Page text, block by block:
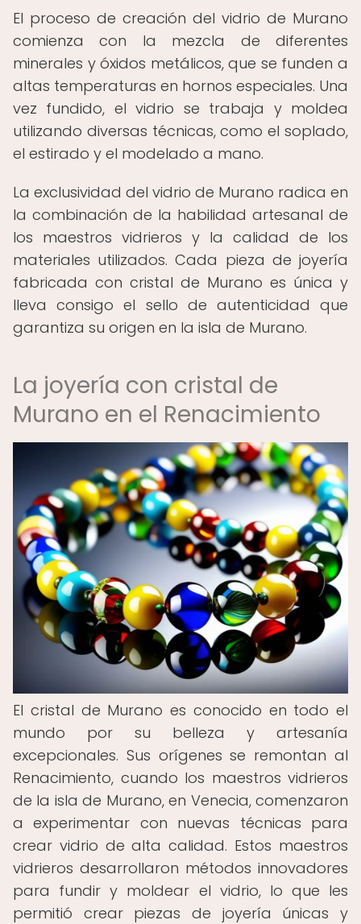
El proceso de creación del vidrio de Murano
comienza con la mezcla de diferentes
minerales y óxidos metálicos, que se funden a
altas temperaturas en hornos especiales. Una
vez fundido, el vidrio se trabaja y moldea
utilizando diversas técnicas, como el soplado,
el estirado y el modelado a mano.
La exclusividad del vidrio de Murano radica en
la combinación de la habilidad artesanal de
los maestros vidrieros y la calidad de los
materiales utilizados. Cada pieza de joyería
fabricada con cristal de Murano es única y
lleva consigo el sello de autenticidad que
garantiza su origen en la isla de Murano.
La joyería con cristal de
Murano en el Renacimiento
El cristal de Murano es conocido en todo el
mundo por su belleza y artesanía
excepcionales. Sus orígenes se remontan al
Renacimiento, cuando los maestros vidrieros
de la isla de Murano, en Venecia, comenzaron
a experimentar con nuevas técnicas para
crear vidrio de alta calidad. Estos maestros
vidrieros desarrollaron métodos innovadores
para fundir y moldear el vidrio, lo que les
permitió crear piezas de joyería únicas y